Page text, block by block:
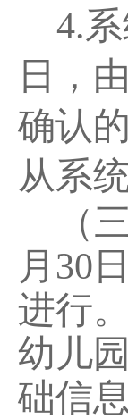
4.
日，
确认
从系
（
月 30
进行
幼儿
础信